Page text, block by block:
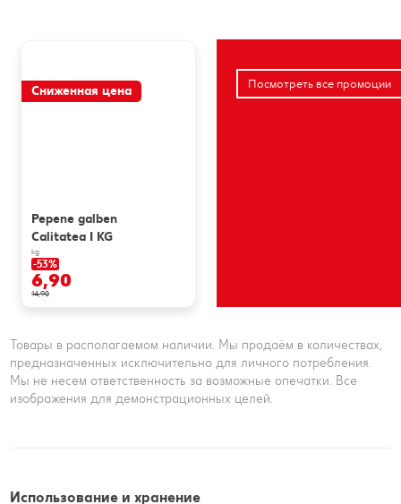
Сниженная цена
Pepene galben
Calitatea I KG
kg
-53%
6,90
14,90
Посмотреть все промоции
Товары в располагаемом наличии. Мы продаём в количествах,
предназначенных исключительно для личного потребления.
Мы не несем ответственность за возможные опечатки. Все
изображения для демонстрационных целей.
Использование и хранение